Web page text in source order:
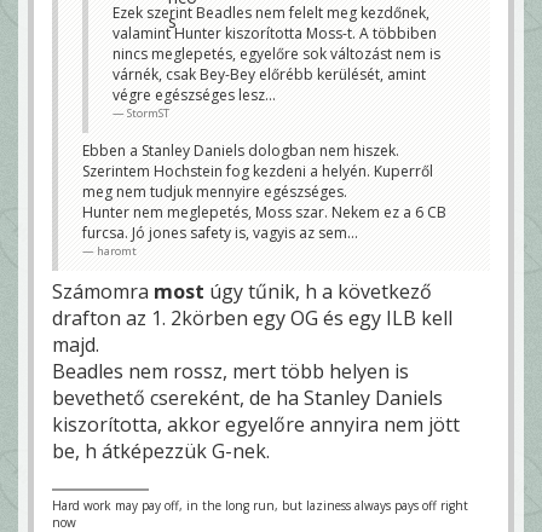
Ezek szerint Beadles nem felelt meg kezdőnek,
valamint Hunter kiszorította Moss-t. A többiben
nincs meglepetés, egyelőre sok változást nem is
várnék, csak Bey-Bey előrébb kerülését, amint
végre egészséges lesz...
StormST
Ebben a Stanley Daniels dologban nem hiszek.
Szerintem Hochstein fog kezdeni a helyén. Kuperről
meg nem tudjuk mennyire egészséges.
Hunter nem meglepetés, Moss szar. Nekem ez a 6 CB
furcsa. Jó jones safety is, vagyis az sem...
haromt
Számomra most úgy tűnik, h a következő
drafton az 1. 2körben egy OG és egy ILB kell
majd.
Beadles nem rossz, mert több helyen is
bevethető csereként, de ha Stanley Daniels
kiszorította, akkor egyelőre annyira nem jött
be, h átképezzük G-nek.
Hard work may pay off, in the long run, but laziness always pays off right
now